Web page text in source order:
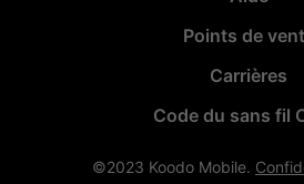
Points de
Carrières
Code du sans fil
©2023 Koodo Mobile.